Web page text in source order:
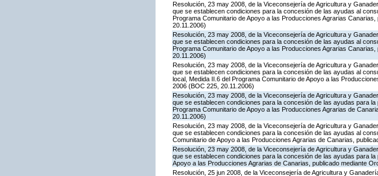
Resolución, 23 may 2008, de la Viceconsejería de Agricultura y
que se establecen condiciones para la concesión de las ayudas al
Programa Comunitario de Apoyo a las Producciones Agrarias
20.11.2006)
Resolución, 23 may 2008, de la Viceconsejería de Agricultura y
que se establecen condiciones para la concesión de las ayudas al
Programa Comunitario de Apoyo a las Producciones Agrarias
20.11.2006)
Resolución, 23 may 2008, de la Viceconsejería de Agricultura y
que se establecen condiciones para la concesión de las ayudas al
local, Medida II.6 del Programa Comunitario de Apoyo a las
2006 (BOC 225, 20.11.2006)
Resolución, 23 may 2008, de la Viceconsejería de Agricultura y
que se establecen condiciones para la concesión de las ayudas para
Programa Comunitario de Apoyo a las Producciones Agrarias de
20.11.2006)
Resolución, 23 may 2008, de la Viceconsejería de Agricultura y
que se establecen condiciones para la concesión de las ayudas al
Comunitario de Apoyo a las Producciones Agrarias de Canarias,
Resolución, 23 may 2008, de la Viceconsejería de Agricultura y
que se establecen condiciones para la concesión de las ayudas para
Apoyo a las Producciones Agrarias de Canarias, publicado mediante
Resolución, 25 jun 2008, de la Viceconsejería de Agricultura y